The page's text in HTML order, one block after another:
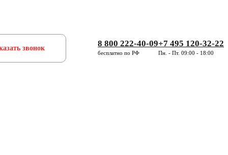
звонок 8 800 222-40-09
бесплатно по РФ
+7 495 120-32-22
Пн. - Пт. 09:00 - 18:00